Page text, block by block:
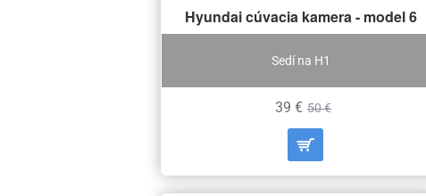
Sedí na H1
Hyundai cúvacia kamera - model 6
39 € 50 €